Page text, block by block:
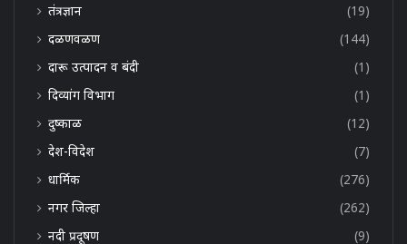
तंत्रज्ञान
(19)
दळणवळण
(144)
दारू उत्पादन व बंदी
(1)
दिव्यांग विभाग
(1)
दुष्काळ
(12)
देश-विदेश
(7)
धार्मिक
(276)
नगर जिल्हा
(262)
नदी प्रदूषण
(9)